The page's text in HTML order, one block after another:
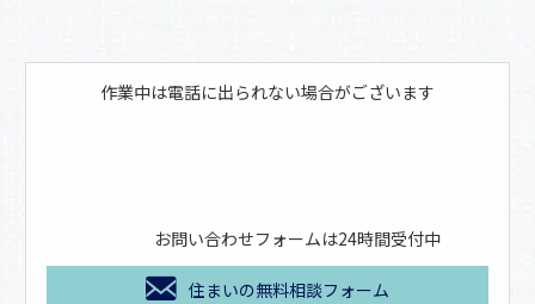
作業中は電話に出られない場合がございます
お問い合わせフォームは24時間受付中
住まいの無料相談フォーム